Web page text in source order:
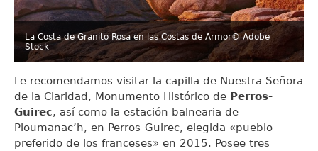
La Costa de Granito Rosa en las Costas de Armor© Adobe
Stock
Le recomendamos visitar la capilla de Nuestra Señora
de la Claridad, Monumento Histórico de Perros-
Guirec, así como la estación balnearia de
Ploumanac’h, en Perros-Guirec, elegida «pueblo
preferido de los franceses» en 2015. Posee tres